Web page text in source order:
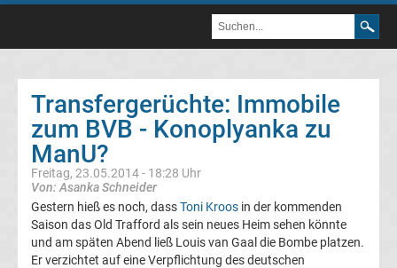
3.
Liga
DFB-
Pokal
Transfergerüchte: Immobile
zum BVB - Konoplyanka zu
ManU?
Freitag, 23.05.2014 - 18:28 Uhr
Von: Asanka Schneider
Gestern hieß es noch, dassToni Kroos in der kommenden
Saison das Old Trafford als sein neues Heim sehen könnte
und am späten Abend ließ Louis van Gaal die Bombe platzen.
Er verzichtet auf eine Verpflichtung des deutschen